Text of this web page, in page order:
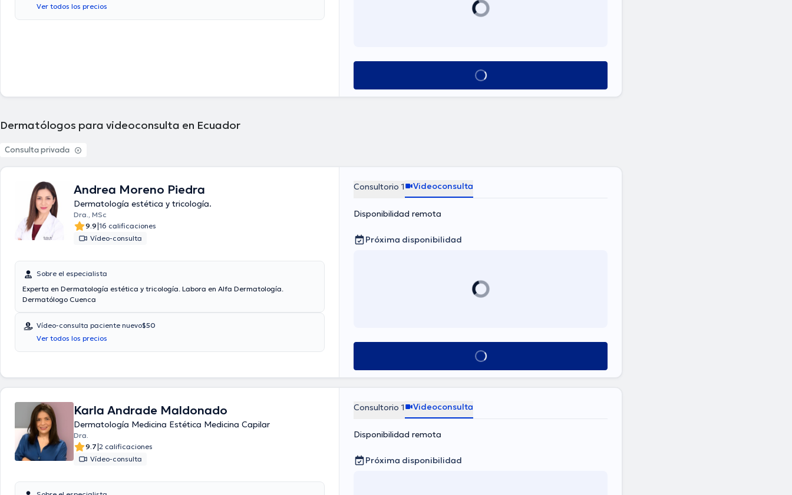
Ver todos los precios
Ver más horarios
Dermatólogos para videoconsulta en Ecuador
Consulta privada
Andrea Moreno Piedra
Dermatología estética y tricología.
Dra., MSc
9.9|16 calificaciones
Vídeo-consulta
Sobre el especialista
Experta en Dermatología estética y tricología. Labora en Alfa Dermatología.
Dermatólogo Cuenca
Vídeo-consulta paciente nuevo$50
Ver todos los precios
Consultorio 1 Videoconsulta
Disponibilidad remota
Próxima disponibilidad
Ver más horarios
Karla Andrade Maldonado
Dermatología Medicina Estética Medicina Capilar
Dra.
9.7|2 calificaciones
Vídeo-consulta
Consultorio 1 Videoconsulta
Disponibilidad remota
Próxima disponibilidad